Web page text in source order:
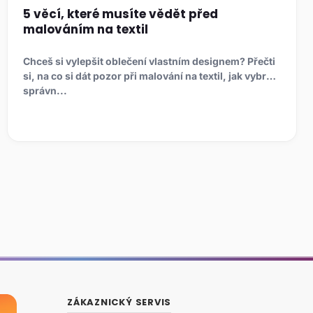
5 věcí, které musíte vědět před
malováním na textil
Chceš si vylepšit oblečení vlastním designem? Přečti
si, na co si dát pozor při malování na textil, jak vybrat
správn...
ZÁKAZNICKÝ SERVIS